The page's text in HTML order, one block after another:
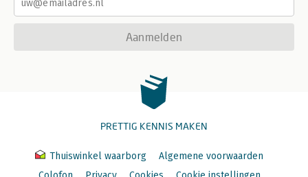
Aanmelden
PRETTIG KENNIS MAKEN
Thuiswinkel waarborg
Algemene voorwaarden